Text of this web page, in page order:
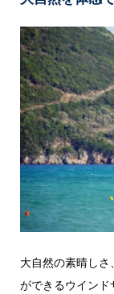
大自然の素晴し
ができるウインド